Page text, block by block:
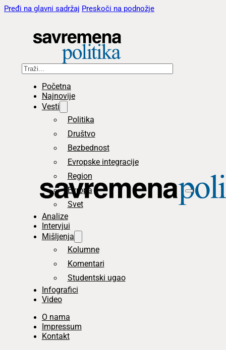
Pređi na glavni sadržaj Preskoči na podnožje
Pretraga
Početna
Najnovije
Vesti
Politika
Društvo
Bezbednost
Evropske integracije
Region
Evropa
Svet
Analize
Intervjui
Mišljenja
Kolumne
Komentari
Studentski ugao
Infografici
Video
O nama
Impressum
Kontakt